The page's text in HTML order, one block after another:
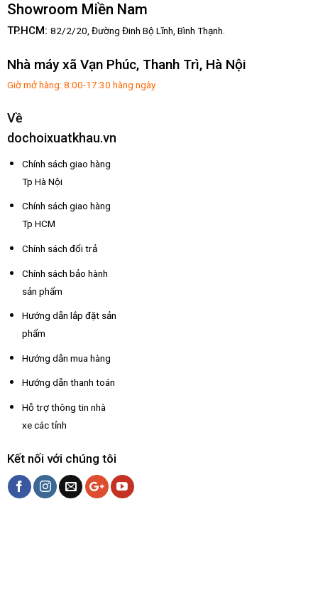
Showroom Miền Nam
TP.HCM: 82/2/20, Đường Đinh Bộ Lĩnh, Bình Thạnh.
Nhà máy xã Vạn Phúc, Thanh Trì, Hà Nội
Giờ mở hàng: 8:00-17:30 hàng ngày
Về
dochoixuatkhau.vn
Chính sách giao hàng
Tp Hà Nội
Chính sách giao hàng
Tp HCM
Chính sách đổi trả
Chính sách bảo hành
sản phẩm
Hướng dẫn lắp đặt sản
phẩm
Hướng dẫn mua hàng
Hướng dẫn thanh toán
Hỗ trợ thông tin nhà
xe các tỉnh
Kết nối với chúng tôi